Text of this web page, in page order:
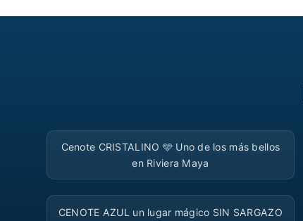
▶
Cenote CRISTALINO 🩵 Uno de los más bellos
en Riviera Maya
▶
CENOTE AZUL un lugar mágico SIN SARGAZO